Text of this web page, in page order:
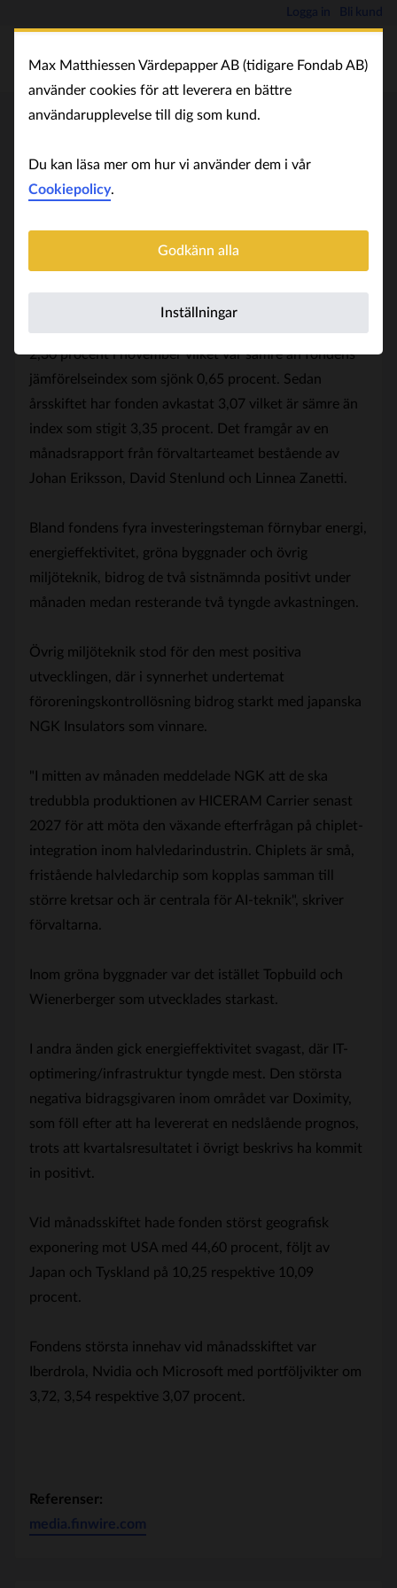
Logga in Bli kund
Swedbank Robur Climate Impact
minskade 2,30 procent i november
2,30 procent i november vilket var sämre än fondens
jämförelseindex som sjönk 0,65 procent. Sedan
årsskiftet har fonden avkastat 3,07 vilket är sämre än
index som stigit 3,35 procent. Det framgår av en
månadsrapport från förvaltarteamet bestående av
Johan Eriksson, David Stenlund och Linnea Zanetti.
Bland fondens fyra investeringsteman förnybar energi,
energieffektivitet, gröna byggnader och övrig
miljöteknik, bidrog de två sistnämnda positivt under
månaden medan resterande två tyngde avkastningen.
Övrig miljöteknik stod för den mest positiva
utvecklingen, där i synnerhet undertemat
föroreningskontrollösning bidrog starkt med japanska
NGK Insulators som vinnare.
"I mitten av månaden meddelade NGK att de ska
tredubbla produktionen av HICERAM Carrier senast
2027 för att möta den växande efterfrågan på chiplet-
integration inom halvledarindustrin. Chiplets är små,
fristående halvledarchip som kopplas samman till
större kretsar och är centrala för AI-teknik", skriver
förvaltarna.
Inom gröna byggnader var det istället Topbuild och
Wienerberger som utvecklades starkast.
I andra änden gick energieffektivitet svagast, där IT-
optimering/infrastruktur tyngde mest. Den största
negativa bidragsgivaren inom området var Doximity,
som föll efter att ha levererat en nedslående prognos,
trots att kvartalsresultatet i övrigt beskrivs ha kommit
in positivt.
Vid månadsskiftet hade fonden störst geografisk
exponering mot USA med 44,60 procent, följt av
Japan och Tyskland på 10,25 respektive 10,09
procent.
Fondens största innehav vid månadsskiftet var
Iberdrola, Nvidia och Microsoft med portföljvikter om
3,72, 3,54 respektive 3,07 procent.
Referenser:
media.finwire.com
Max Matthiessen Värdepapper AB (tidigare Fondab AB)
använder cookies för att leverera en bättre
användarupplevelse till dig som kund.
Du kan läsa mer om hur vi använder dem i vår
Cookiepolicy.
Godkänn alla
Inställningar